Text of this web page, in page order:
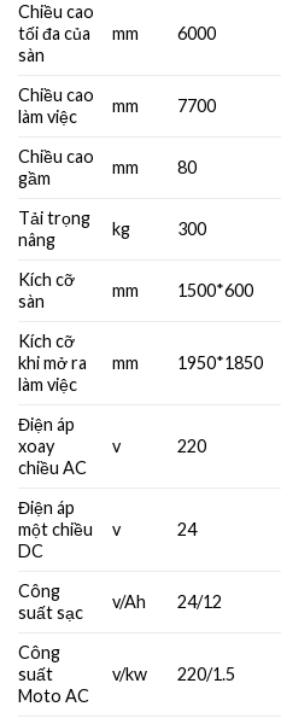
Chiều cao
tối đa của
sàn
mm 6000
Chiều cao
làm việc
mm 7700
Chiều cao
gầm
mm 80
Tải trọng
nâng
kg 300
Kích cỡ
sàn
mm 1500*600
Kích cỡ
khi mở ra
làm việc
mm 1950*1850
Điện áp
xoay
chiều AC
v 220
Điện áp
một chiều
DC
v 24
Công
suất sạc
v/Ah 24/12
Công
suất
Moto AC
v/kw 220/1.5